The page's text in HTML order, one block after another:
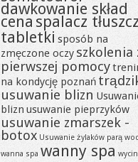
dawkowanie skład
cena spalacz
tabletki sposób na
zmęczone oczy szkolenia
pierwszej pomocy
na kondycję poznań
usuwanie blizn
blizn usuwanie pieprzyków
usuwanie zmarszek -
botox Usuwanie żylaków parą
wanna spa wanny spa